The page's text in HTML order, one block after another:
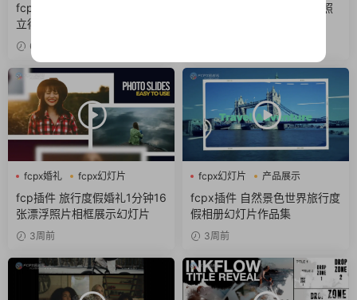
fcpx插件 8款旅行度假打卡拍
立得画中画视频框
6天前
fcpx插件 水墨晕染3D空间照
fcpx婚礼
fcpx幻灯片
fcpx相册
fcp插件 旅行度假婚礼1分钟16
张漂浮照片相框展示幻灯片
3周前
fcpx幻灯片
产品展示
作品集
fcpx插件 自然景色世界旅行度
假相册幻灯片作品集
3周前